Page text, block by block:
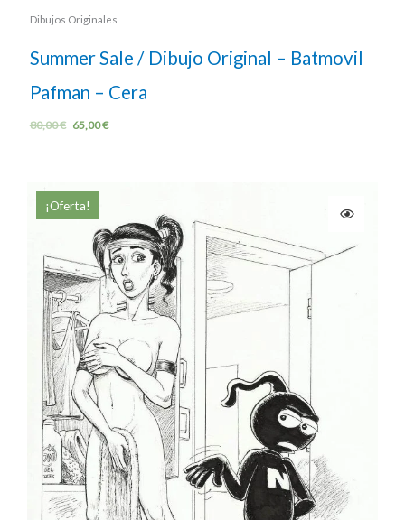
Dibujos Originales
Summer Sale / Dibujo Original – Batmovil
Pafman – Cera
80,00€ 65,00€
¡Oferta!